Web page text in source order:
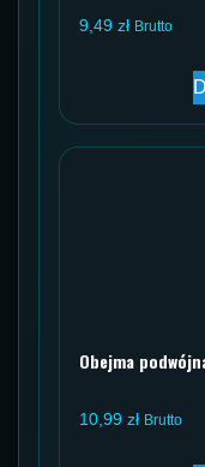
9,49 zł Brutto
Obejma
10,99 zł Brutto